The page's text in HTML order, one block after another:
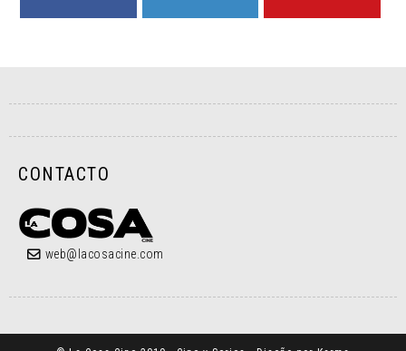
CONTACTO
web@lacosacine.com